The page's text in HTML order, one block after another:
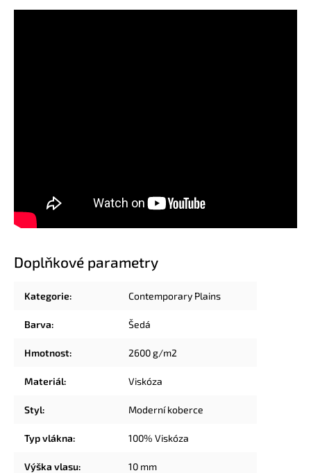
Doplňkové parametry
Kategorie: Contemporary Plains
Barva: Šedá
Hmotnost: 2600 g/m2
Materiál: Viskóza
Styl: Moderní koberce
Typ vlákna: 100% Viskóza
Výška vlasu: 10 mm